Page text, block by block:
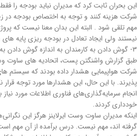
این بحران ثابت کرد که مدیران نباید بودجه را
شرکت هزینه کنند و توجه به اختصاص بودجه در
مهم تلقی شود . البته این بدان معنا نیست که
نیستند ولی ایجاد تعادل در بودجه ریزی پایه
3- گوش دادن به کارمندان به اندازه گوش دادن به مشتریان مهم است.
طبق گزارش واشنگتن پست، اتحادیه های ساوت
شرکت هواپیمایی هشدار داده بودند که
پذیرند. با این حال، این هشدارها مورد توجه قرار
انجام سرمایه‌گذاری‌های فناوری اطلاعات مورد
خودداری کردند.
اینکه مدیران ساوت وست ایرلاینز هرگز این
گرفته اند، مهم نیست. درس برآمده از آن مهم